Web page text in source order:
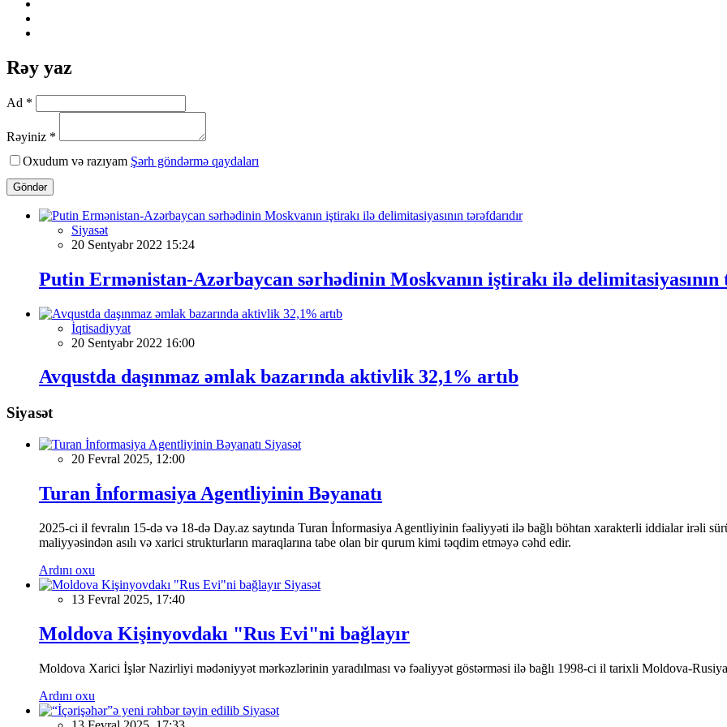
Rəy yaz
Ad *
Rəyiniz *
Oxudum və razıyam Şərh göndərmə qaydaları
Göndər
Siyasət
20 Sentyabr 2022 15:24
Putin Ermənistan-Azərbaycan sərhədinin Moskvanın iştirakı ilə delimitasiyasının
İqtisadiyyat
20 Sentyabr 2022 16:00
Avqustda daşınmaz əmlak bazarında aktivlik 32,1% artıb
Siyasət
Siyasət
20 Fevral 2025, 12:00
Turan İnformasiya Agentliyinin Bəyanatı
2025-ci il fevralın 15-də və 18-də Day.az saytında Turan İnformasiya Agentliyinin fəaliyyəti ilə bağlı böhtan xarakterli iddialar irəli
maliyyəsindən asılı və xarici strukturların maraqlarına tabe olan bir qurum kimi təqdim etməyə cəhd edir.
Ardını oxu
Siyasət
13 Fevral 2025, 17:40
Moldova Kişinyovdakı "Rus Evi"ni bağlayır
Moldova Xarici İşlər Nazirliyi mədəniyyət mərkəzlərinin yaradılması və fəaliyyət göstərməsi ilə bağlı 1998-ci il tarixli Moldova-
Ardını oxu
Siyasət